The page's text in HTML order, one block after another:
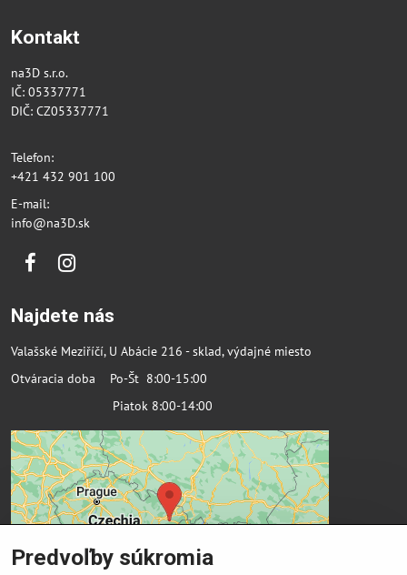
Kontakt
na3D s.r.o.
IČ: 05337771
DIČ: CZ05337771
Telefon:
+421 432 901 100
E-mail:
info@na3D.sk
FacebookInstagram
Najdete nás
Valašské Meziříčí, U Abácie 216 - sklad, výdajné miesto
Otváracia doba Po-Št 8:00-15:00
Piatok 8:00-14:00
Predvoľby súkromia